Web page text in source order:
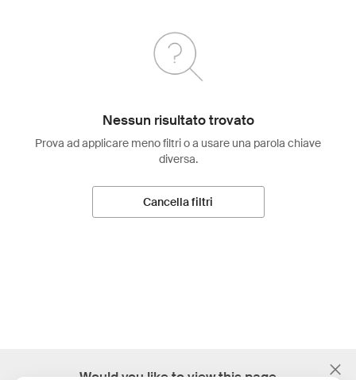
Nessun risultato trovato
Prova ad applicare meno filtri o a usare una parola chiave
diversa.
Cancella filtri